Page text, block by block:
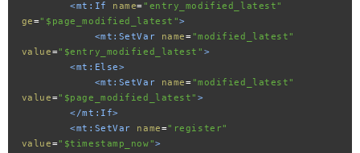
<mt:If
name= "entry_modified_latest"
ge="$page_modified_latest">
<mt:SetVar
name= "modified_latest"
value="$entry_modified_latest" >
<mt:Else>
<mt:SetVar
name= "modified_latest"
value="$page_modified_latest">
</mt:If>
<mt:SetVar
name="register"
value="$timestamp_now">